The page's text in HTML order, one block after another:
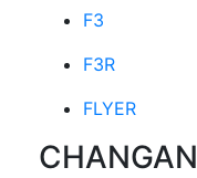
F3
F3R
FLYER
CHANGAN